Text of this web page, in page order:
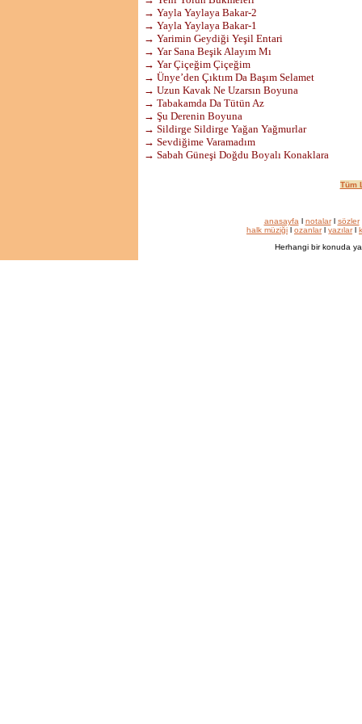
→ Yayla Yaylaya Bakar-2
→ Yayla Yaylaya Bakar-1
→ Yarimin Geydiği Yeşil Entari
→ Yar Sana Beşik Alayım Mı
→ Yar Çiçeğim Çiçeğim
→ Ünye’den Çıktım Da Başım Selamet
→ Uzun Kavak Ne Uzarsın Boyuna
→ Tabakamda Da Tütün Az
→ Şu Derenin Boyuna
→ Sildirge Sildirge Yağan Yağmurlar
→ Sevdiğime Varamadım
→ Sabah Güneşi Doğdu Boyalı Konaklara
Tüm
anasayfa l notalarl sözler
halk müziği l ozanlarl yazılarl
Herhangi bir konuda